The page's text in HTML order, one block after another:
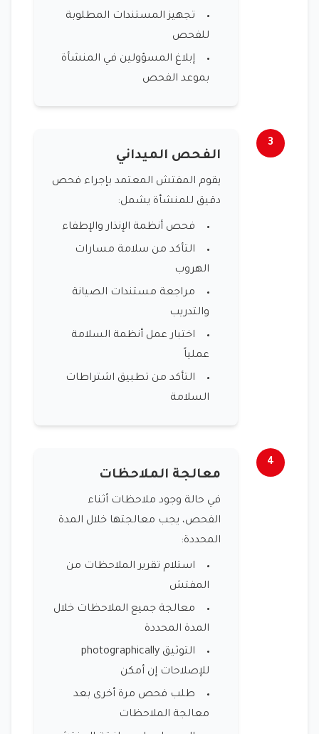
تجهيز المستندات المطلوبة
للفحص
إبلاغ المسؤولين في المنشأة
بموعد الفحص
3
الفحص الميداني
يقوم المفتش المعتمد بإجراء فحص
دقيق للمنشأة يشمل:
فحص أنظمة الإنذار والإطفاء
التأكد من سلامة مسارات
الهروب
مراجعة مستندات الصيانة
والتدريب
اختبار عمل أنظمة السلامة
عملياً
التأكد من تطبيق اشتراطات
السلامة
4
معالجة الملاحظات
في حالة وجود ملاحظات أثناء
الفحص، يجب معالجتها خلال المدة
المحددة:
استلام تقرير الملاحظات من
المفتش
معالجة جميع الملاحظات خلال
المدة المحددة
التوثيق photographically
للإصلاحات إن أمكن
طلب فحص مرة أخرى بعد
معالجة الملاحظات